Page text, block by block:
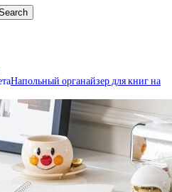
Напольный органайзер для книг на